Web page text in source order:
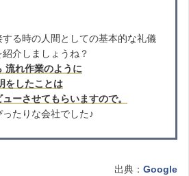
する時の人間としての基本的な礼儀
介しましょうね？
流れ作業のように
をしたことは
ーさせてもらいますので。
たりな会社でした♪
出典： Google